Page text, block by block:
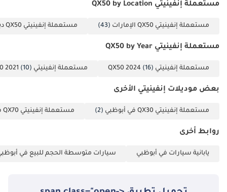
مستعملة إنفينيتي QX50 by Location
مستعملة إنفينيتي QX50 الإمارات (43) مستعملة إنفينيتي QX50 دبي
مستعملة إنفينيتي QX50 by Year
مستعملة إنفينيتي QX50 2024 (16) مستعملة إنفينيتي QX50 2021 (10)
بعض موديلات إنفينيتي الأخرى
مستعملة إنفينيتي QX30 في أبوظبي (2) مستعملة إنفينيتي QX70 في أبوظبي
روابط أخرى
يابانية سيارات في أبوظبي سيارات متوسطة الحجم للبيع في